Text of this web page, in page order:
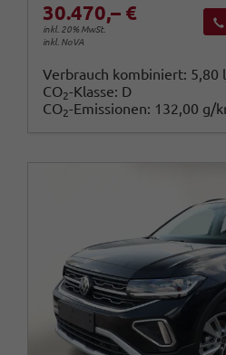
30.470,– €
inkl. 20% MwSt.
inkl. NoVA
Verbrauch kombiniert: 5,80
CO2-Klasse: D
CO2-Emissionen: 132,00 g/